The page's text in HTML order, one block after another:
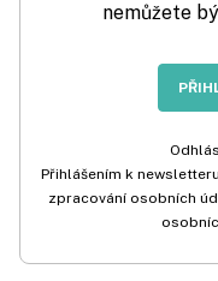
nemůžete
Přihlášením k
zpracování osobních